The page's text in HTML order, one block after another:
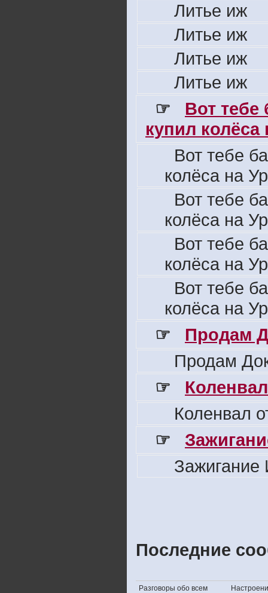
Литье иж
Литье иж
Литье иж
Литье иж
☞
Вот
купил колёса
Вот тебе
колёса на
Вот тебе
колёса на
Вот тебе
колёса на
Вот тебе
колёса на
☞
Продам
Продам
☞
Коленвал
☞
Последние
Разговоры обо всем